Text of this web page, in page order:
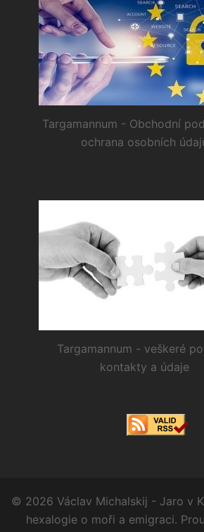
Targamannum - Obchodní
ochrana osobních
Targamannum - veškeré
kontakty a údaje
© 2026 Václav Michalskij - Jaro v
hexalogie o moři a emigraci.